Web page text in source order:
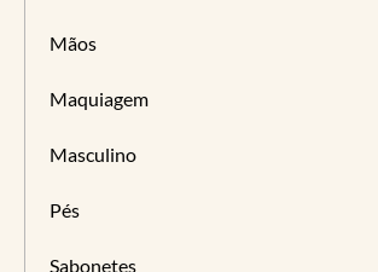
Mãos
Maquiagem
Masculino
Pés
Sabonetes